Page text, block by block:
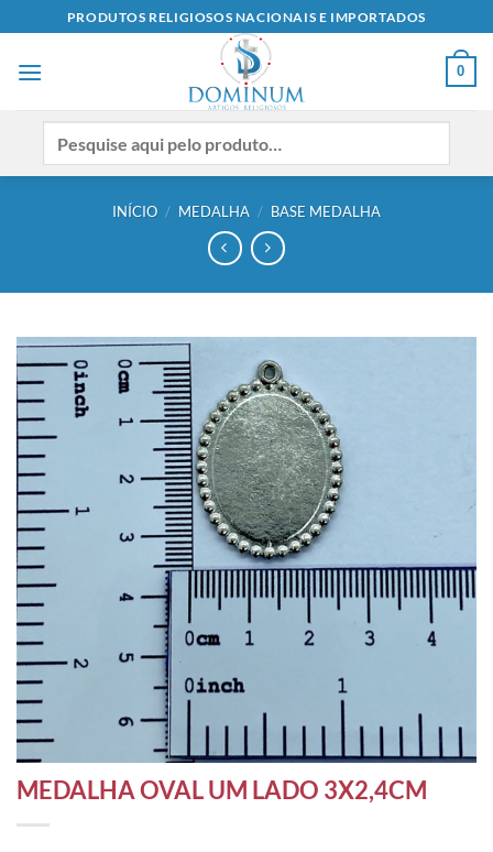
to
content
PRODUTOS RELIGIOSOS NACIONAIS E IMPORTADOS
0
INÍCIO / MEDALHA / BASE MEDALHA
MEDALHA OVAL UM LADO 3X2,4CM